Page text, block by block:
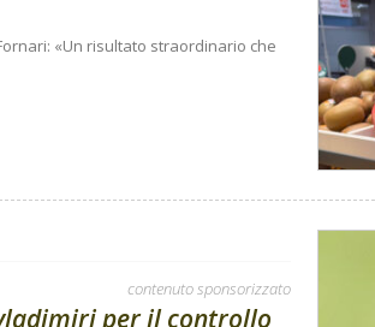
«Un risultato straordinario che
contenuto sponsorizzato
per il controllo